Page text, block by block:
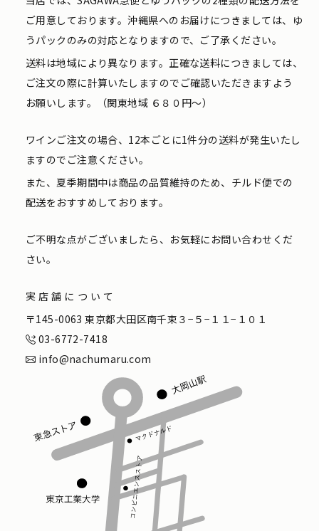
ご用意しております。沖縄県へのお届けにつきましては、ゆ
うパックのみの対応となりますので、ご了承ください。
送料は地域により異なります。正確な送料につきましては、
ご注文の際に計算いたしますのでご確認いただきますよう
お願いします。（関東地域 ６８０円〜）
ワインご注文の場合、12本ごとに1件分の送料が発生いたし
ますのでご注意ください。
また、夏季期間中は商品の品質維持のため、チルド便での
配送をおすすめしております。
ご不明な点がございましたら、お気軽にお問い合わせくだ
さい。
実店舗について
〒145-0063 東京都大田区南千束３−５−１１−１０１
03-6772-7418
info@nachumaru.com